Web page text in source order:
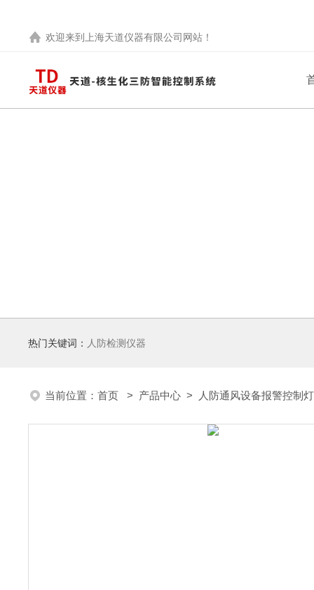
欢迎来到 上海天道仪器有限公司 网站！
热门关键词： 人防检测仪器
当前位置： 首页 > 产品中心 > 人防通风设备报警控制